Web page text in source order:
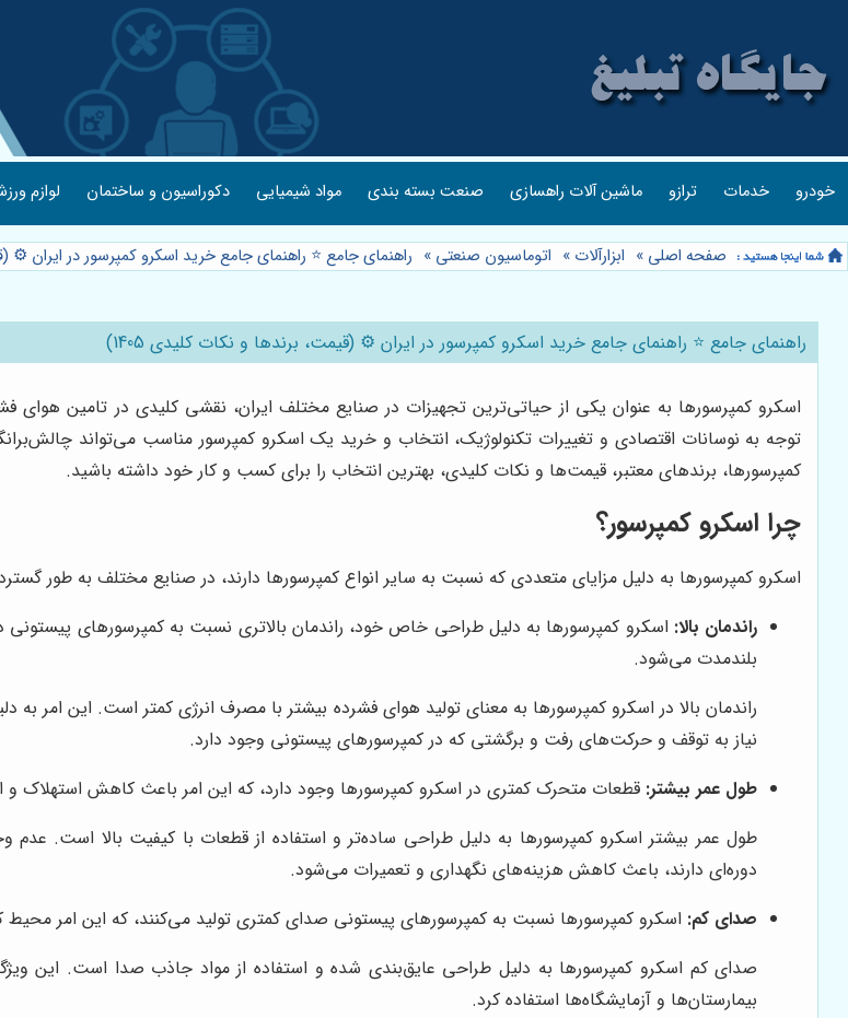
خودرو خدمات ترازو ماشین آلات راهسازی صنعت بسته بندی مواد شیمیایی دکوراسیون و ساختمان لوازم
صفحه اصلی » ابزارآلات » اتوماسیون صنعتی » راهنمای جامع ⭐️ راهنمای جامع خرید اسکرو کمپرسور در ایران ⚙️
راهنمای جامع ⭐️ راهنمای جامع خرید اسکرو کمپرسور در ایران ⚙️ (قیمت، برندها و نکات کلیدی 1405)
توجه به نوسانات اقتصادی و تغییرات تکنولوژیک، انتخاب و خرید یک اسکرو کمپرسور مناسب می‌تواند
کمپرسورها، برندهای معتبر، قیمت‌ها و نکات کلیدی، بهترین انتخاب را برای کسب و کار خود داشته باشید.
چرا اسکرو کمپرسور؟
اسکرو کمپرسورها به دلیل مزایای متعددی که نسبت به سایر انواع کمپرسورها دارند، در صنایع مختلف به طور گسترده
راندمان بالا: اسکرو کمپرسورها به دلیل طراحی خاص خود، راندمان بالاتری نسبت به کمپرسورهای
بلندمدت می‌شود.
راندمان بالا در اسکرو کمپرسورها به معنای تولید هوای فشرده بیشتر با مصرف انرژی کمتر است. این امر
نیاز به توقف و حرکت‌های رفت و برگشتی که در کمپرسورهای پیستونی وجود دارد.
طول عمر بیشتر: قطعات متحرک کمتری در اسکرو کمپرسورها وجود دارد، که این امر باعث کاهش استهلاک
طول عمر بیشتر اسکرو کمپرسورها به دلیل طراحی ساده‌تر و استفاده از قطعات با کیفیت بالا است.
دوره‌ای دارند، باعث کاهش هزینه‌های نگهداری و تعمیرات می‌شود.
صدای کم: اسکرو کمپرسورها نسبت به کمپرسورهای پیستونی صدای کمتری تولید می‌کنند، که این امر محیط
صدای کم اسکرو کمپرسورها به دلیل طراحی عایق‌بندی شده و استفاده از مواد جاذب صدا است. این
بیمارستان‌ها و آزمایشگاه‌ها استفاده کرد.